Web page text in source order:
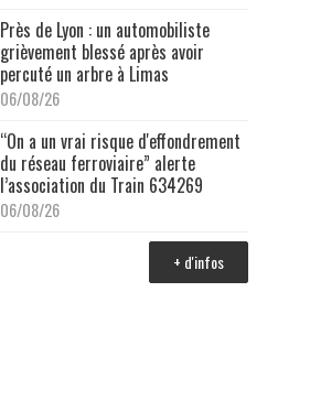
Près de Lyon : un automobiliste
grièvement blessé après avoir
percuté un arbre à Limas
06/08/26
“On a un vrai risque d'effondrement
du réseau ferroviaire” alerte
l’association du Train 634269
06/08/26
+ d'infos